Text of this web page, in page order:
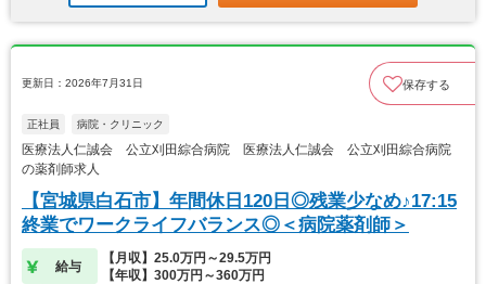
更新日：2026年7月31日 保存する
正社員 病院・クリニック
医療法人仁誠会 公立刈田綜合病院 医療法人仁誠会 公立刈田綜合病院
の薬剤師求人
【宮城県白石市】年間休日120日◎残業少なめ♪17:15
終業でワークライフバランス◎＜病院薬剤師＞
給与
【月収】25.0万円～29.5万円
【年収】300万円～360万円